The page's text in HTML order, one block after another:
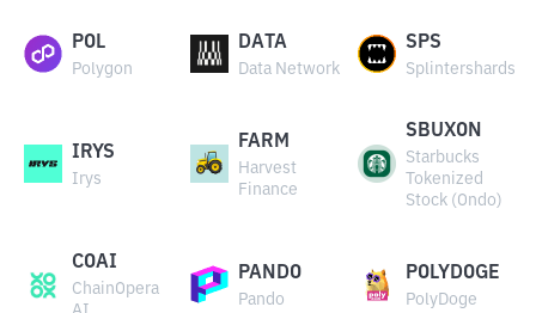
POL
Polygon
DATA
Data Network
SPS
Splintershards
IRYS
Irys
FARM
Harvest
Finance
SBUXON
Starbucks
Tokenized
Stock (Ondo)
COAI
ChainOpera
PANDO
Pando
POLYDOGE
PolyDoge